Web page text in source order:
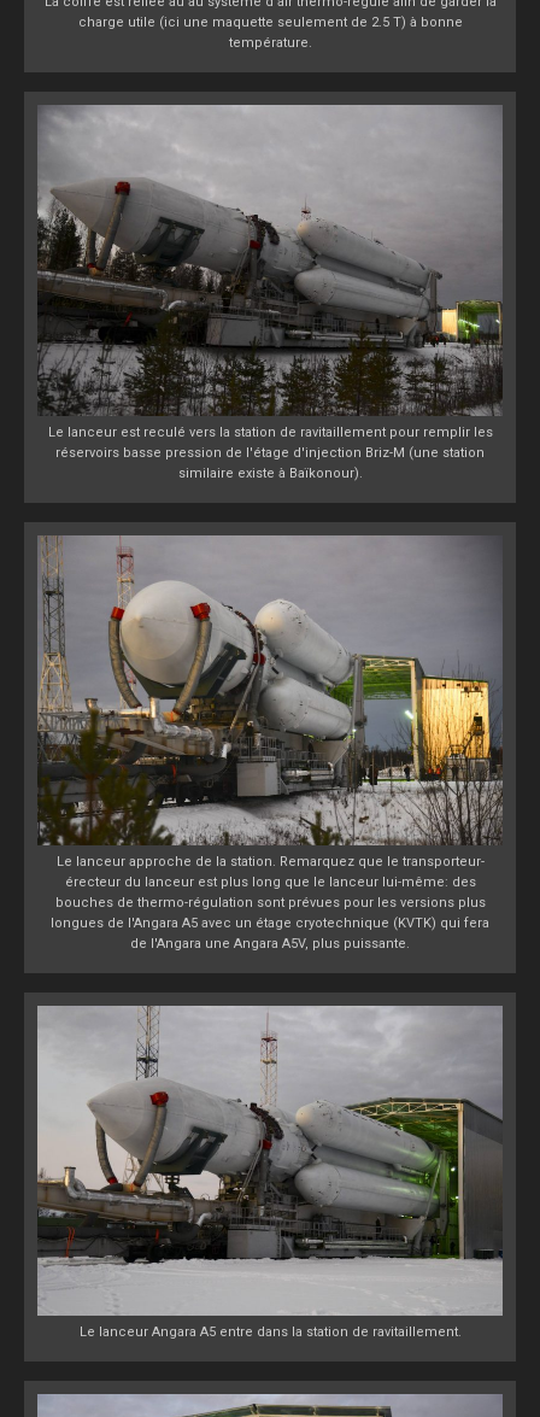
charge utile (ici une maquette seulement de 2.5 T) à bonne
température.
Le lanceur est reculé vers la station de ravitaillement pour remplir les
réservoirs basse pression de l'étage d'injection Briz-M (une station
similaire existe à Baïkonour).
Le lanceur approche de la station. Remarquez que le transporteur-
érecteur du lanceur est plus long que le lanceur lui-même: des
bouches de thermo-régulation sont prévues pour les versions plus
longues de l'Angara A5 avec un étage cryotechnique (KVTK) qui fera
de l'Angara une Angara A5V, plus puissante.
Le lanceur Angara A5 entre dans la station de ravitaillement.